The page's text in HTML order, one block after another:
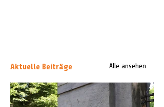
Aktuelle Beiträge Alle ansehen